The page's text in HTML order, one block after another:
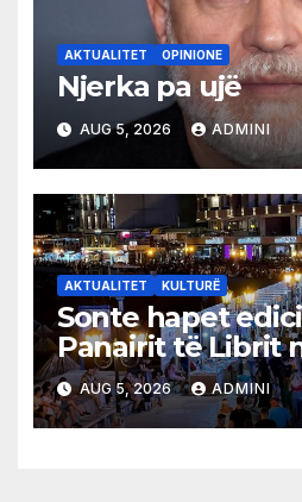
AKTUALITET OPINIONE
Njerka pa ujë
AUG 5, 2026 ADMINI
AKTUALITET KULTURË
Sonte hapet
Panairit të Librit
AUG 5, 2026 ADMINI